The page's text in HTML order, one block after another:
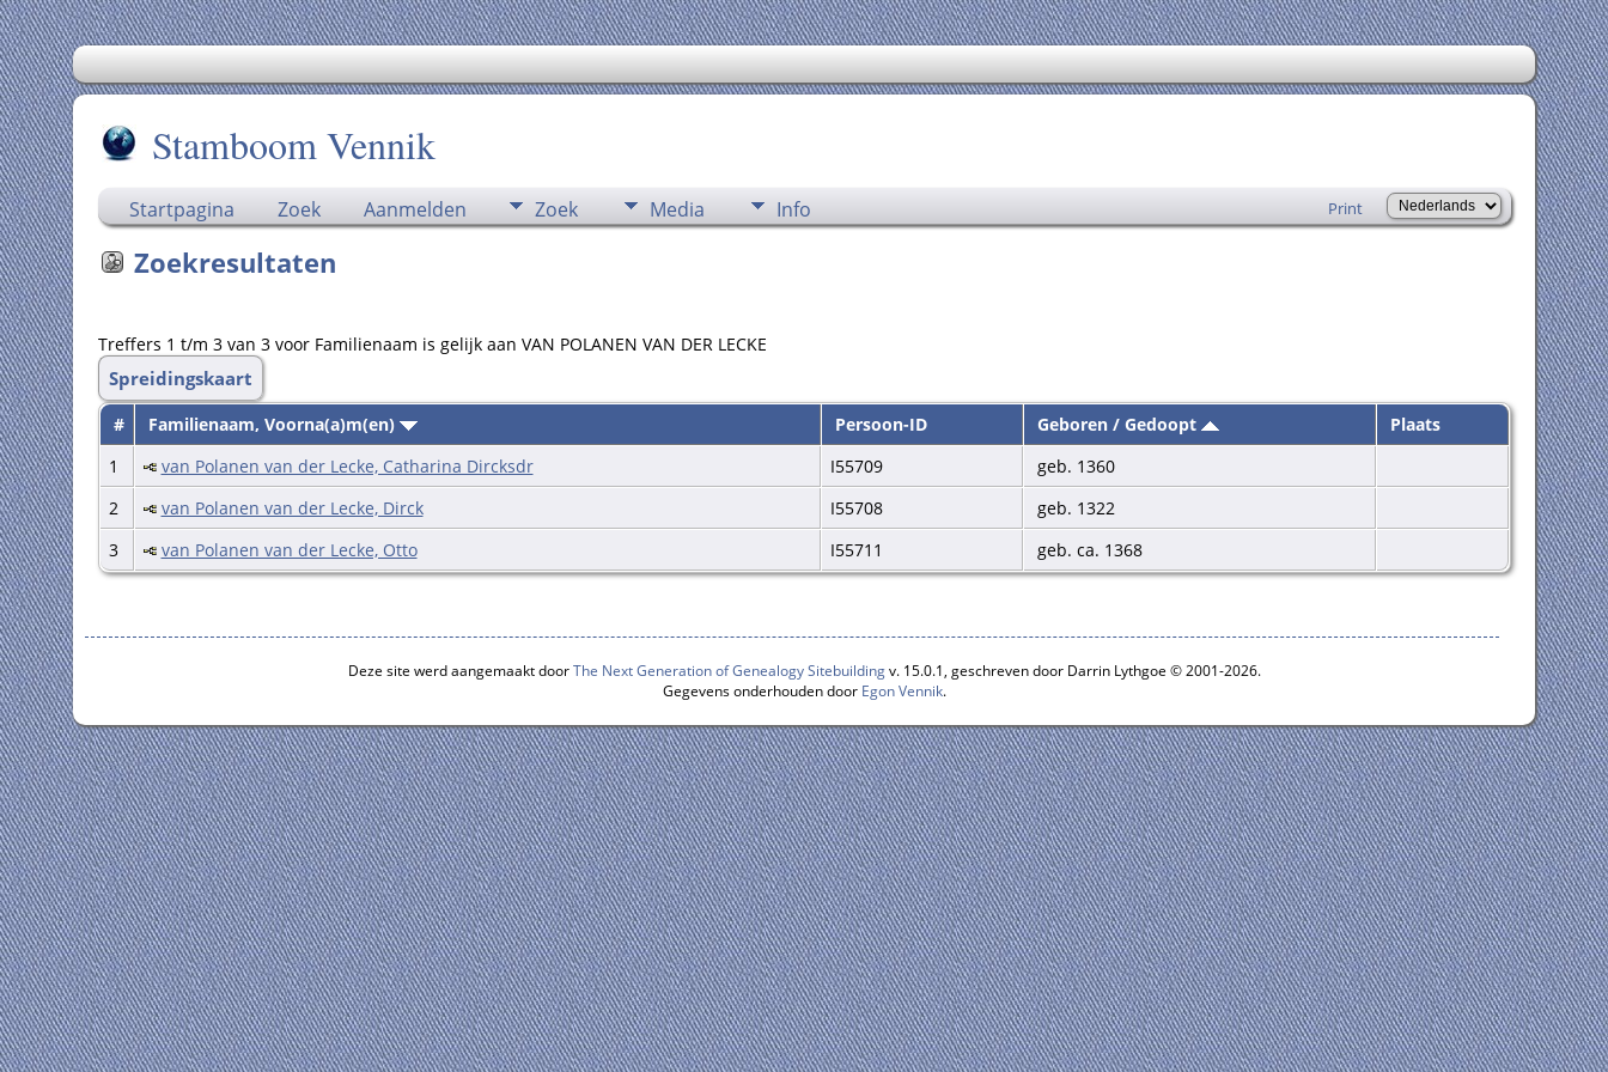
Stamboom Vennik
Startpagina Zoek Aanmelden Zoek Media Info Print
Zoekresultaten
Treffers 1 t/m 3 van 3 voor Familienaam is gelijk aan VAN POLANEN VAN DER LECKE
Spreidingskaart
# Familienaam, Voorna(a)m(en) Persoon-ID Geboren / Gedoopt
Plaats
1
van Polanen van der Lecke, Catharina Dircksdr I55709
geb. 1360
2
van Polanen van der Lecke, Dirck I55708
geb. 1322
3
van Polanen van der Lecke, Otto I55711 geb. ca. 1368
Deze site werd aangemaakt doorThe Next Generation of Genealogy Sitebuildingv. 15.0.1, geschreven door Darrin Lythgoe © 2001-2026.
Gegevens onderhouden door Egon Vennik.